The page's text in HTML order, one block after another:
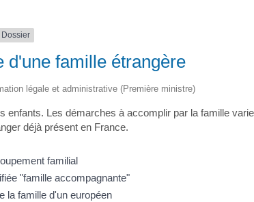
Dossier
d'une famille étrangère
légale et administrative (Première ministre)
Les démarches à accomplir par la famille
déjà présent en France.
familial
"famille accompagnante"
la famille d'un européen